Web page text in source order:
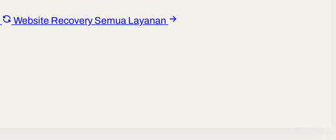
Website Recovery Semua Layanan